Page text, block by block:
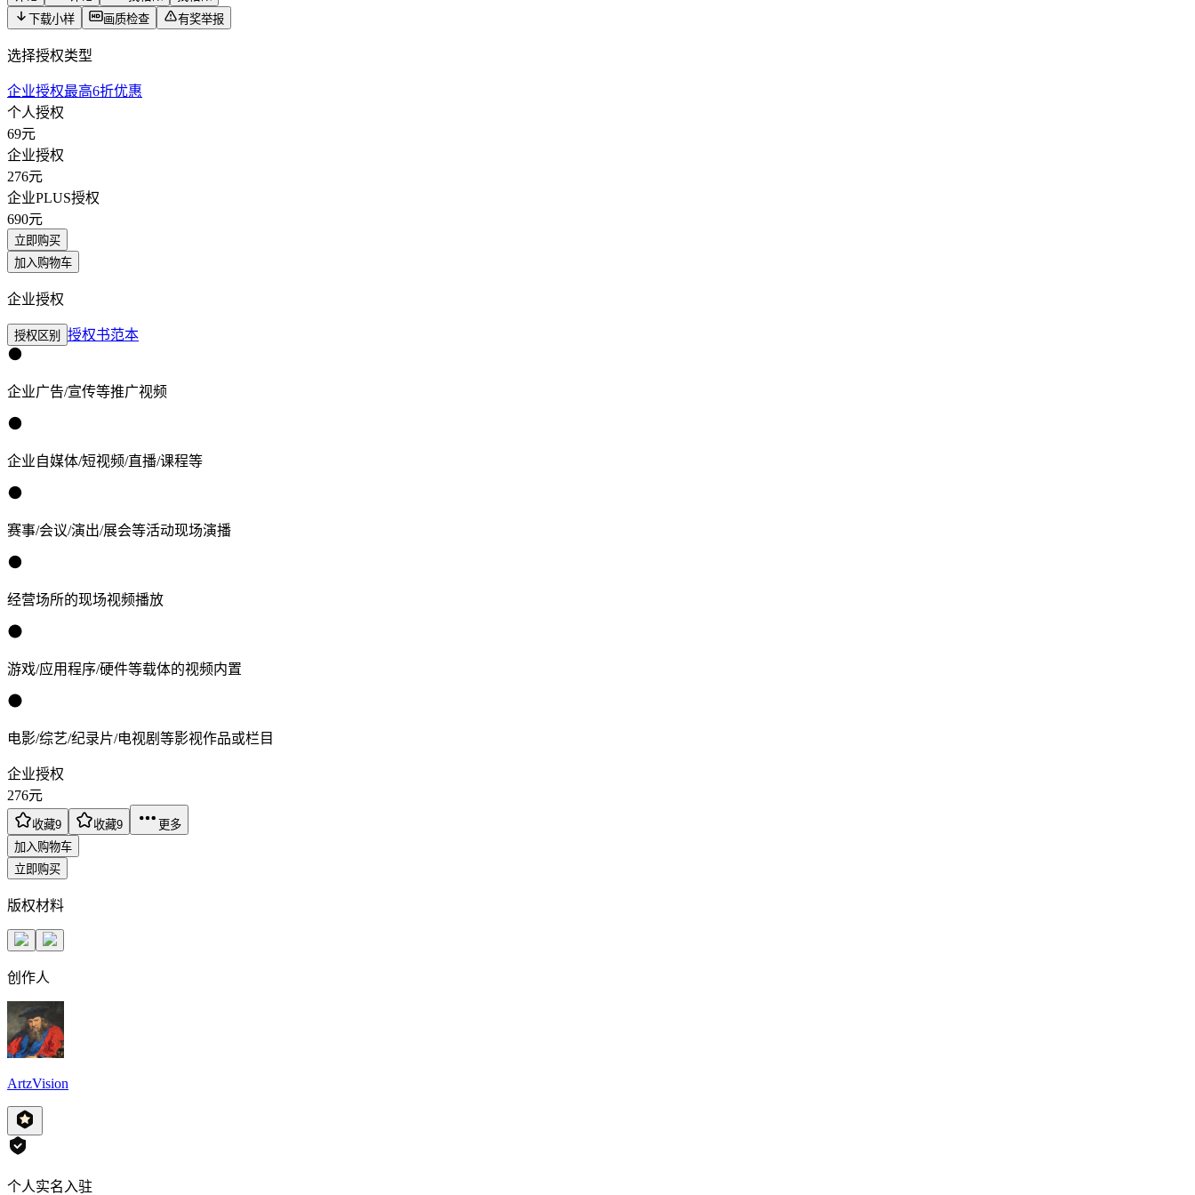
下载小样
画质检查 有奖举报
选择授权类型
企业授权最高6折优惠
个人授权
69元
企业授权
276元
企业PLUS授权
690元
立即购买
加入购物车
企业授权
授权区别 授权书范本
企业广告/宣传等推广视频
企业自媒体/短视频/直播/课程等
赛事/会议/演出/展会等活动现场演播
经营场所的现场视频播放
游戏/应用程序/硬件等载体的视频内置
电影/综艺/纪录片/电视剧等影视作品或栏目
企业授权
276元
收藏9 收藏9
更多
加入购物车
立即购买
版权材料
创作人
ArtzVision
个人实名入驻